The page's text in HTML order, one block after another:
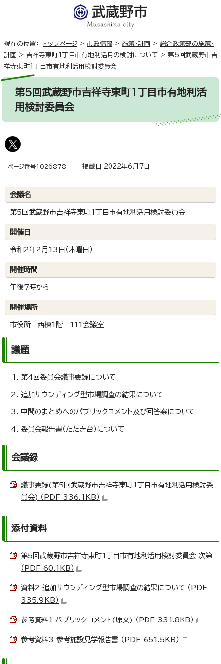
現在の位置： トップページ > 市政情報 > 施策・計画 > 総合政策部の施策・
計画 > 吉祥寺東町1丁目市有地利活用の検討について > 第5回武蔵野市吉
祥寺東町1丁目市有地利活用検討委員会
第5回武蔵野市吉祥寺東町1丁目市有地利活
用検討委員会
ページ番号1026878 掲載日 2022年6月7日
会議名
第5回武蔵野市吉祥寺東町1丁目市有地利活用検討委員会
開催日
令和2年2月13日（木曜日）
開催時間
午後7時から
開催場所
市役所 西棟1階 111会議室
議題
第4回委員会議事要録について
追加サウンディング型市場調査の結果について
中間のまとめへのパブリックコメント及び回答案について
委員会報告書（たたき台）について
会議録
議事要録(第5回武蔵野市吉祥寺東町1丁目市有地利活用検討委
員会) （PDF 336.1KB）
添付資料
第5回武蔵野市吉祥寺東町1丁目市有地利活用検討委員会 次第
（PDF 60.1KB）
資料2 追加サウンディング型市場調査の結果について （PDF
335.9KB）
参考資料1 パブリックコメント(原文) （PDF 331.8KB）
参考資料3 参考施設見学報告書 （PDF 651.5KB）